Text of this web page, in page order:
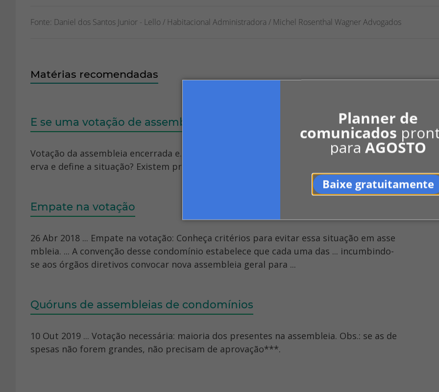
Planner de
comunicados
paraAGOSTO
Baixe gratuitamente
Fonte: Daniel dos Santos Junior - Lello / Habitacional Administradora / Michel Rosenthal Wagner Advogados
Matérias recomendadas
E se uma votação de assembleia der empate?
Votação da assembleia encerrada e... Empatou. Nesses casos, quem tem o voto de min
erva e define a situação? Existem procedimentos padrões, mas também ...
Empate na votação
26 Abr 2018 ... Empate na votação: Conheça critérios para evitar essa situação em asse
mbleia. ... A convenção desse condomínio estabelece que cada uma das ... incumbindo-
se aos órgãos diretivos convocar nova assembleia geral para ...
Quóruns de assembleias de condomínios
10 Out 2019 ... Votação necessária: maioria dos presentes na assembleia. Obs.: se as de
spesas não forem grandes, não precisam de aprovação***.